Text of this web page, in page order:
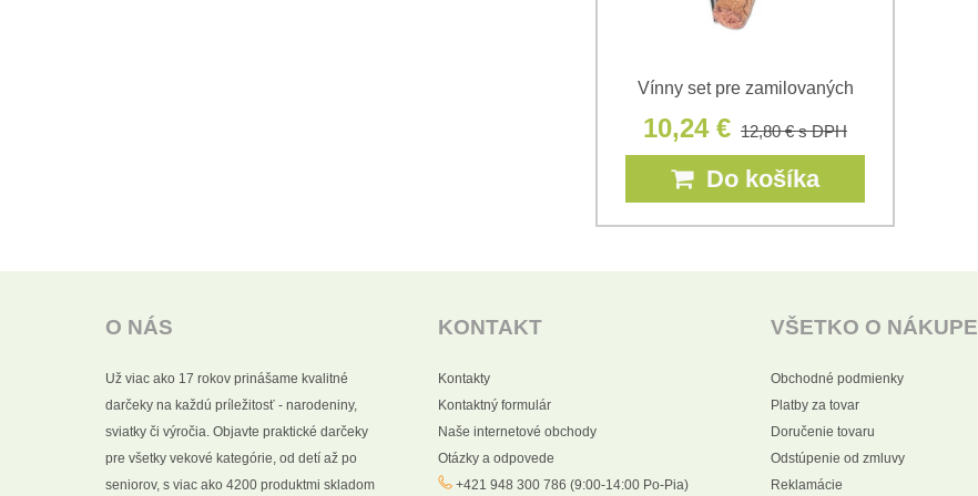
Vínny set pre zamilovaných
10,24 € 12,80 €s DPH
Do košíka
O NÁS
Už viac ako 17 rokov prinášame kvalitné
darčeky na každú príležitosť - narodeniny,
sviatky či výročia. Objavte praktické darčeky
pre všetky vekové kategórie, od detí až po
seniorov, s viac ako 4200 produktmi skladom
KONTAKT
Kontakty
Kontaktný formulár
Naše internetové obchody
Otázky a odpovede
+421 948 300 786 (9:00-14:00 Po-Pia)
VŠETKO O NÁKUPE
Obchodné podmienky
Platby za tovar
Doručenie tovaru
Odstúpenie od zmluvy
Reklamácie